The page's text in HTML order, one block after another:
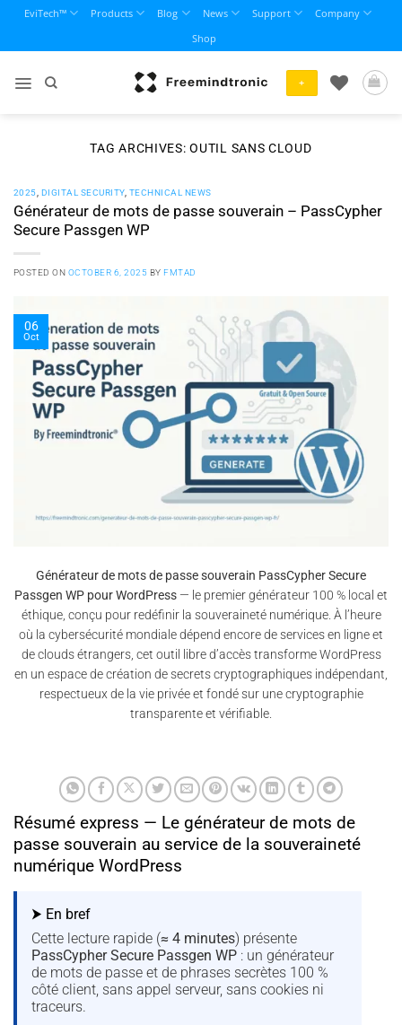
content
EviTech™ Products Blog News Support
Company
Shop
+
TAG ARCHIVES:OUTIL SANS CLOUD
2025 DIGITAL SECURITY, TECHNICAL NEWS
Générateur de mots de passe souverain – PassCypher
Secure Passgen WP
POSTED ON OCTOBER 6, 2025 BYFMTAD
06
Oct
Générateur de mots de passe souverain PassCypher Secure
Passgen WP pour WordPress — le premier générateur 100 % local et
éthique, conçu pour redéfinir la souveraineté numérique. À l’heure
où la cybersécurité mondiale dépend encore de services en ligne et
de clouds étrangers, cet outil libre d’accès transforme WordPress
en un espace de création de secrets cryptographiques indépendant,
respectueux de la vie privée et fondé sur une cryptographie
transparente et vérifiable.
Résumé express — Le générateur de mots de
passe souverain au service de la souveraineté
numérique WordPress
⮞ En bref
Cette lecture rapide (≈ 4 minutes) présente
PassCypher Secure Passgen WP : un générateur
de mots de passe et de phrases secrètes 100 %
côté client, sans appel serveur, sans cookies ni
traceurs.